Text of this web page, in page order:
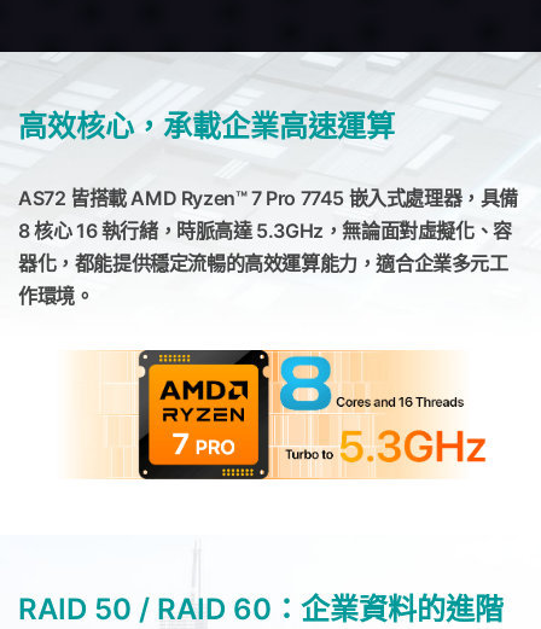
高效核心，承載企業高速運算
AS72 皆搭載 AMD Ryzen™ 7 Pro 7745 嵌入式處理器，具備
8 核心 16 執行緒，時脈高達 5.3GHz，無論面對虛擬化、容
器化，都能提供穩定流暢的高效運算能力，適合企業多元工
作環境。
RAID 50 / RAID 60：企業資料的進階